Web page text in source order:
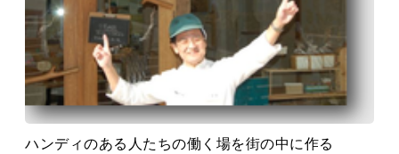
ハンディのある人たちの働く場を街の中に作る